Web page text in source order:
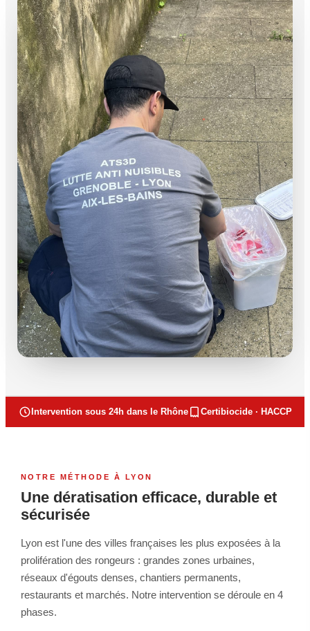
Intervention sous 24h dans le Rhône Certibiocide · HACCP
NOTRE MÉTHODE À LYON
Une dératisation efficace, durable et
sécurisée
Lyon est l'une des villes françaises les plus exposées à la
prolifération des rongeurs : grandes zones urbaines,
réseaux d'égouts denses, chantiers permanents,
restaurants et marchés. Notre intervention se déroule en 4
phases.